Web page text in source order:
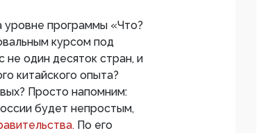
уровне программы «Что?
курсом под
не один десяток стран, и
китайского опыта?
Просто напомним:
будет непростым,
По его